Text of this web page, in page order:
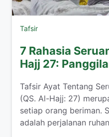
Tafsir
7 Rahasia
Hajj 27:
Tafsir Ayat Tentang
(QS. Al-Hajj: 27)
setiap orang beriman.
adalah perjalanan